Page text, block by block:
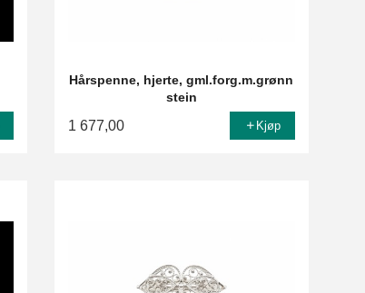
Hårspenne, hjerte, gml.forg.m.grønn
stein
1 677,00 Kjøp